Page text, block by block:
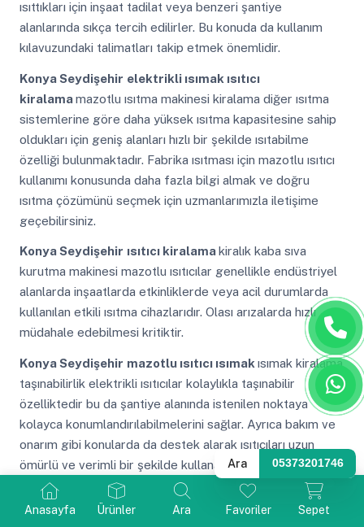
Anasayfa Ürünler Ara Favoriler Sepet
ısıttıkları için inşaat tadilat veya benzeri şantiye
alanlarında sıkça tercih edilirler. Bu konuda da kullanım
kılavuzundaki talimatları takip etmek önemlidir.
Konya Seydişehir elektrikli ısımak ısıtıcı
kiralamamazotlu ısıtma makinesi kiralama diğer ısıtma
sistemlerine göre daha yüksek ısıtma kapasitesine sahip
oldukları için geniş alanları hızlı bir şekilde ısıtabilme
özelliği bulunmaktadır. Fabrika ısıtması için mazotlu ısıtıcı
kullanımı konusunda daha fazla bilgi almak ve doğru
ısıtma çözümünü seçmek için uzmanlarımızla iletişime
geçebilirsiniz.
Konya Seydişehir ısıtıcı kiralama kiralık kaba sıva
kurutma makinesi mazotlu ısıtıcılar genellikle endüstriyel
alanlarda inşaatlarda etkinliklerde veya acil durumlarda
kullanılan etkili ısıtma cihazlarıdır. Olası arızalarda hızlı
müdahale edebilmesi kritiktir.
Konya Seydişehir mazotlu ısıtıcı ısımak ısımak kiralama
taşınabilirlik elektrikli ısıtıcılar kolaylıkla taşınabilir
özelliktedir bu da şantiye alanında istenilen noktaya
kolayca konumlandırılabilmelerini sağlar. Ayrıca bakım ve
onarım gibi konularda da destek alarak ısıtıcıları uzun
ömürlü ve verimli bir şekilde kullanabilirler.
Konya Seydişehir
mazotlu ısımak ısıtıcı
kiralama mazotlu ısıtıcı kiralama farklı güç seçenekleri
Ara 05373201746